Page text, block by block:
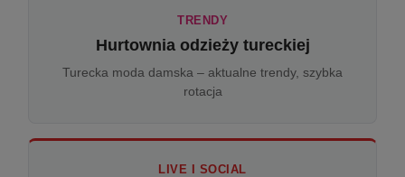
TRENDY
Hurtownia odzieży tureckiej
Turecka moda damska – aktualne trendy, szybka
rotacja
LIVE I SOCIAL